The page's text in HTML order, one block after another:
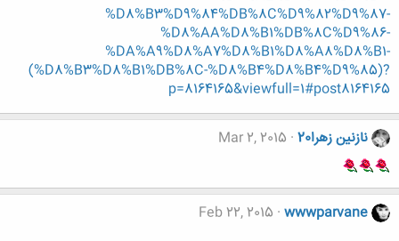
%D8%B3%D9%84%DB%8C%D9%82%D9%87-
%D8%AA%D8%B1%DB%8C%D9%86-
%DA%A9%D8%A7%D8%B1%D8%A8%D8%B1-
(%D8%B3%D8%B1%DB%8C-%D8%B4%D8%B4%D9%85)?
p=8164165&viewfull=1#post8164165
نازنين زهرا20 Mar 2, 2015
wwwparvane
Feb 22, 2015